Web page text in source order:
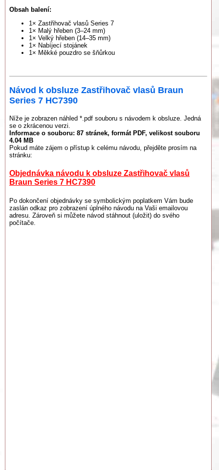
Obsah balení:
1× Zastřihovač vlasů Series 7
1× Malý hřeben (3–24 mm)
1× Velký hřeben (14–35 mm)
1× Nabíjecí stojánek
1× Měkké pouzdro se šňůrkou
Návod k obsluze Zastřihovač vlasů Braun
Series 7 HC7390
Níže je zobrazen náhled *.pdf souboru s návodem k obsluze. Jedná
se o zkrácenou verzi.
Informace o souboru: 87 stránek, formát PDF, velikost souboru
4.04 MB
Pokud máte zájem o přístup k celému návodu, přejděte prosím na
stránku:
Objednávka návodu k obsluze Zastřihovač vlasů
Braun Series 7 HC7390
Po dokončení objednávky se symbolickým poplatkem Vám bude
zaslán odkaz pro zobrazení úplného návodu na Vaši emailovou
adresu. Zároveň si můžete návod stáhnout (uložit) do svého
počítače.